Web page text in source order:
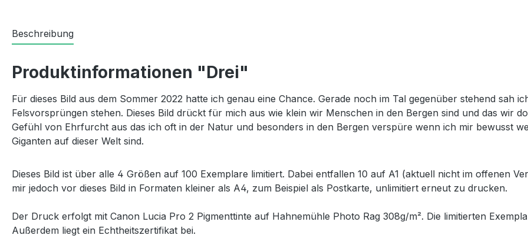
Beschreibung
Produktinformationen "Drei"
Für dieses Bild aus dem Sommer 2022 hatte ich genau eine Chance. Gerade noch im Tal gegenüber stehend sah
Felsvorsprüngen stehen. Dieses Bild drückt für mich aus wie klein wir Menschen in den Bergen sind und das wir
Gefühl von Ehrfurcht aus das ich oft in der Natur und besonders in den Bergen verspüre wenn ich mir bewusst
Giganten auf dieser Welt sind.
Dieses Bild ist über alle 4 Größen auf 100 Exemplare limitiert. Dabei entfallen 10 auf A1 (aktuell nicht im offenen
mir jedoch vor dieses Bild in Formaten kleiner als A4, zum Beispiel als Postkarte, unlimitiert erneut zu drucken.
Der Druck erfolgt mit Canon Lucia Pro 2 Pigmenttinte auf Hahnemühle Photo Rag 308g/m². Die limitierten
Außerdem liegt ein Echtheitszertifikat bei.